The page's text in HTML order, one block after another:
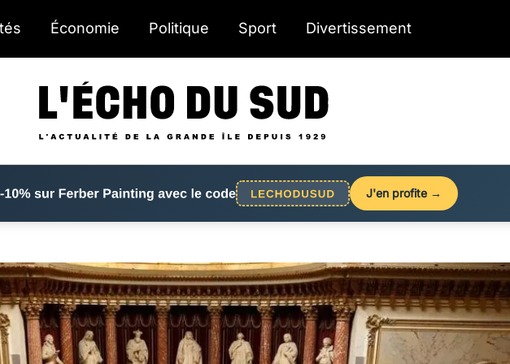
Économie Politique Sport Divertissement
J'en profite →